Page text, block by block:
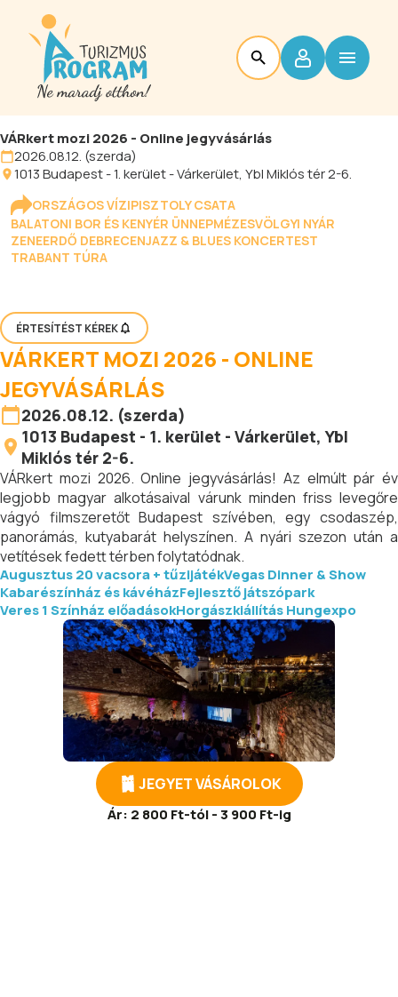
VÁRkert mozi 2026 - Online jegyvásárlás
2026.08.12. (szerda)
1013Budapest-1. kerület - Várkerület, Ybl Miklós tér 2-6.
ORSZÁGOS VÍZIPISZTOLY CSATA
BALATONI BOR ÉS KENYÉR ÜNNEPMÉZESVÖLGYI NYÁR
ZENEERDŐ DEBRECENJAZZ & BLUES KONCERTEST
TRABANT TÚRA
ÉRTESÍTÉST KÉREK
VÁRKERT MOZI 2026 - ONLINE
JEGYVÁSÁRLÁS
2026.08.12. (szerda)
1013 Budapest - 1. kerület - Várkerület, Ybl
Miklós tér 2-6.
VÁRkert mozi 2026. Online jegyvásárlás! Az elmúlt pár év
legjobb magyar alkotásaival várunk minden friss levegőre
vágyó filmszeretőt Budapest szívében, egy csodaszép,
panorámás, kutyabarát helyszínen. A nyári szezon után a
vetítések fedett térben folytatódnak.
Augusztus 20 vacsora + tűzijátékVegas Dinner & Show
Kabarészínház és kávéházFejlesztő játszópark
Veres 1 Színház előadásokHorgászkiállítás Hungexpo
JEGYET VÁSÁROLOK
Ár: 2 800 Ft-tól - 3 900 Ft-ig